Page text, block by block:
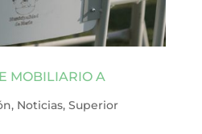
MOBILIARIO A
, Noticias, Superior